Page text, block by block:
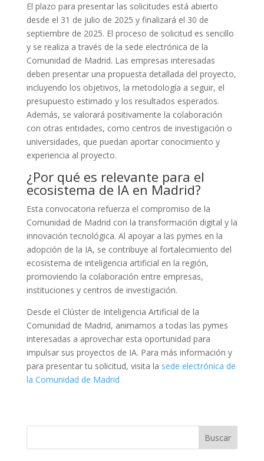
El plazo para presentar las solicitudes está abierto
desde el 31 de julio de 2025 y finalizará el 30 de
septiembre de 2025. El proceso de solicitud es sencillo
y se realiza a través de la sede electrónica de la
Comunidad de Madrid. Las empresas interesadas
deben presentar una propuesta detallada del proyecto,
incluyendo los objetivos, la metodología a seguir, el
presupuesto estimado y los resultados esperados.
Además, se valorará positivamente la colaboración
con otras entidades, como centros de investigación o
universidades, que puedan aportar conocimiento y
experiencia al proyecto.
¿Por qué es relevante para el
ecosistema de IA en Madrid?
Esta convocatoria refuerza el compromiso de la
Comunidad de Madrid con la transformación digital y la
innovación tecnológica. Al apoyar a las pymes en la
adopción de la IA, se contribuye al fortalecimiento del
ecosistema de inteligencia artificial en la región,
promoviendo la colaboración entre empresas,
instituciones y centros de investigación.
Desde el Clúster de Inteligencia Artificial de la
Comunidad de Madrid, animamos a todas las pymes
interesadas a aprovechar esta oportunidad para
impulsar sus proyectos de IA. Para más información y
para presentar tu solicitud, visita la sede electrónica de
la Comunidad de Madrid
Buscar